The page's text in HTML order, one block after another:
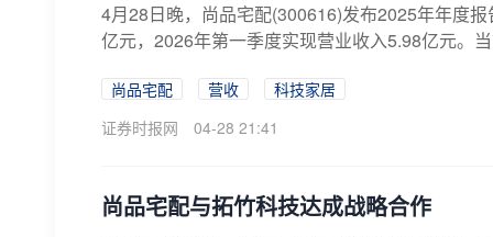
4月28日晚，尚品宅配(300616)发布2025年年度
亿元，2026年第一季度实现营业收入5.98亿元。
尚品宅配 营收
科技家居
证券时报网
04-28 21:41
尚品宅配与拓竹科技达成战略合作